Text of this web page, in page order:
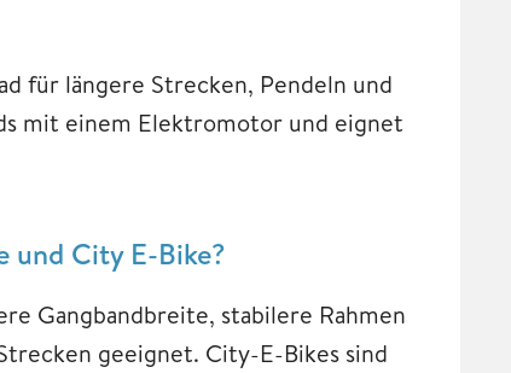
für längere Strecken, Pendeln und
mit einem Elektromotor und eignet
und City E-Bike?
Gangbandbreite, stabilere Rahmen
geeignet. City-E-Bikes sind